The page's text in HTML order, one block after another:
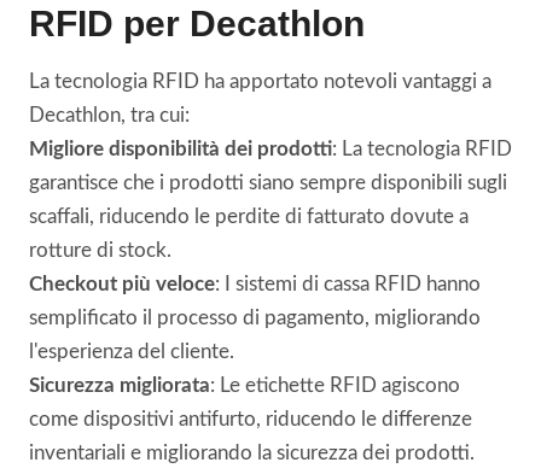
RFID per Decathlon
La tecnologia RFID ha apportato notevoli vantaggi a
Decathlon, tra cui:
Migliore disponibilità dei prodotti: La tecnologia RFID
garantisce che i prodotti siano sempre disponibili sugli
scaffali, riducendo le perdite di fatturato dovute a
rotture di stock.
Checkout più veloce: I sistemi di cassa RFID hanno
semplificato il processo di pagamento, migliorando
l'esperienza del cliente.
Sicurezza migliorata: Le etichette RFID agiscono
come dispositivi antifurto, riducendo le differenze
inventariali e migliorando la sicurezza dei prodotti.